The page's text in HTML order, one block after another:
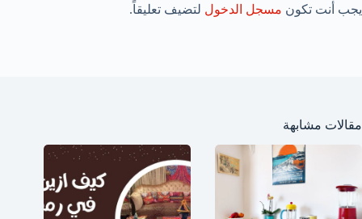
يجب أنت تكون مسجل الدخول لتضيف تعليقاً.
مقالات مشابهة